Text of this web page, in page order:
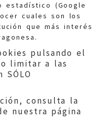
estadístico (Google
cuales son los
que más interés
pulsando el
o limitar a las
consulta la
nuestra página
general:
210/
de privacidad|